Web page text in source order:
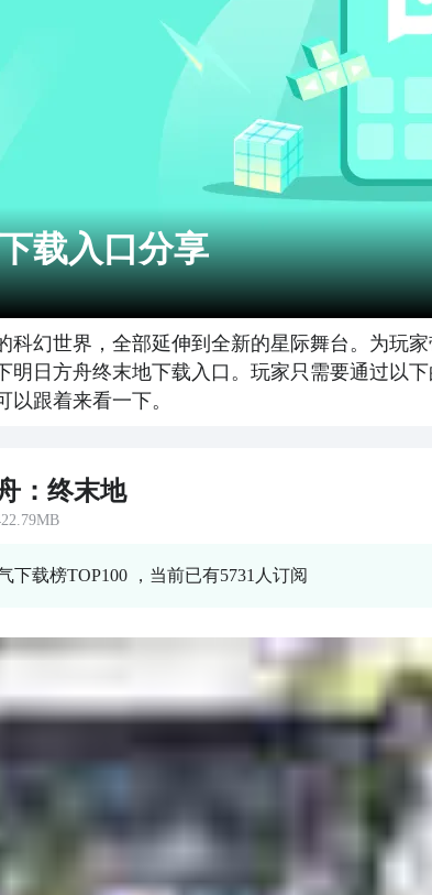
载入口分享
科幻世界，全部延伸到全新的星际舞台。为玩
明日方舟终末地下载入口。玩家只需要通过以
跟着来看一下。
：终末地
下载榜TOP100 ，当前已有5731人订阅